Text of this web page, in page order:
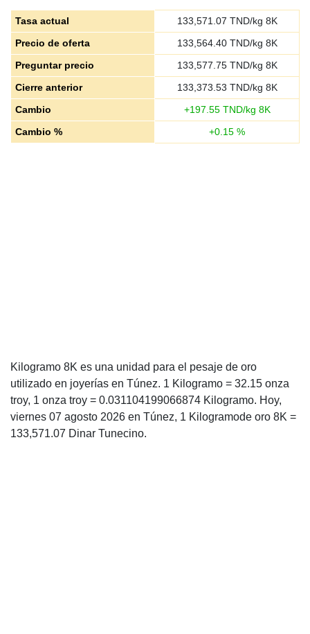
Tasa actual 133,571.07 TND/kg 8K
Precio de oferta
133,564.40TND/kg 8K
Preguntar precio
133,577.75TND/kg 8K
Cierre anterior
133,373.53 TND/kg 8K
Cambio
+197.55TND/kg 8K
Cambio %
+0.15 %
Kilogramo 8K es una unidad para el pesaje de oro
utilizado en joyerías en Túnez. 1 Kilogramo = 32.15 onza
troy, 1 onza troy = 0.031104199066874 Kilogramo. Hoy,
viernes 07 agosto 2026 en Túnez, 1 Kilogramode oro 8K =
133,571.07 Dinar Tunecino.